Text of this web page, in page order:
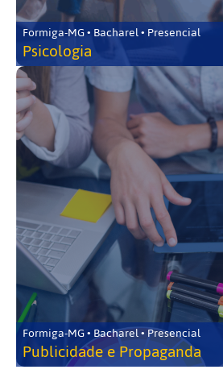
Formiga-MG • Bacharel • Presencial
Psicologia
Formiga-MG • Bacharel • Presencial
Publicidade e Propaganda